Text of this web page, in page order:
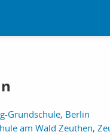
Grundschule, Berlin
am Wald Zeuthen,